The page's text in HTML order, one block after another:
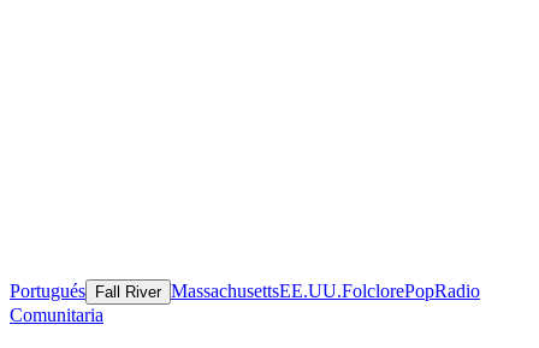
Portugués Fall River MassachusettsEE.UU.FolclorePopRadio
Comunitaria